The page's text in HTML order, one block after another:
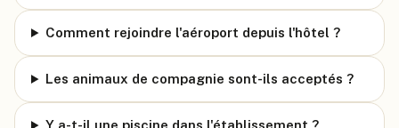
Comment rejoindre l'aéroport depuis l'hôtel ?
Les animaux de compagnie sont-ils acceptés ?
Y a-t-il une piscine dans l'établissement ?